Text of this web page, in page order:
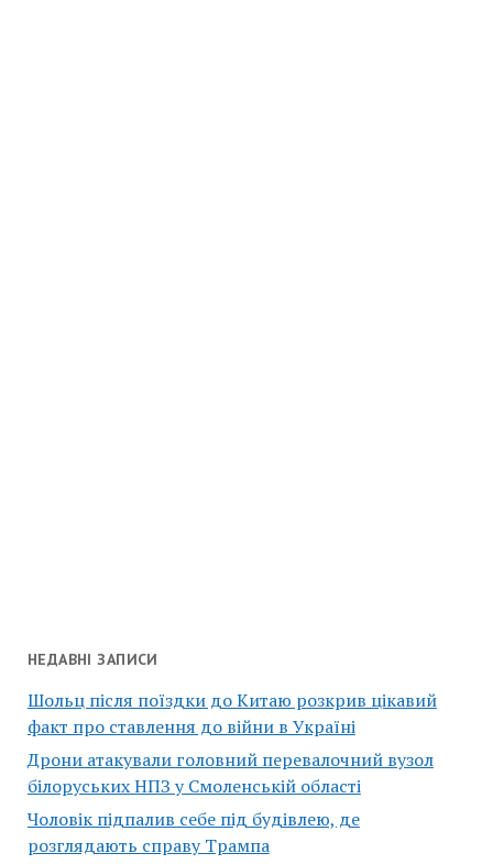
НЕДАВНІ ЗАПИСИ
Шольц після поїздки до Китаю розкрив цікавий
факт про ставлення до війни в Україні
Дрони атакували головний перевалочний вузол
білоруських НПЗ у Смоленській області
Чоловік підпалив себе під будівлею, де
розглядають справу Трампа